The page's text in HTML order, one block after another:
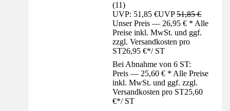
(11)
UVP: 51,85 €UVP51,85 €
Unser Preis — 26,95 € * Alle
Preise inkl. MwSt. und ggf.
zzgl. Versandkosten pro
ST26,95 €*/ ST
Bei Abnahme von 6 ST:
Preis — 25,60 € * Alle Preise
inkl. MwSt. und ggf. zzgl.
Versandkosten pro ST25,60
€*/ ST